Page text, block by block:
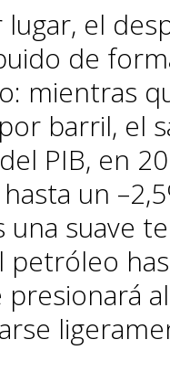
lugar, el
de
mientras
barril, el
PIB, en
un
una suave
petróleo
presionará